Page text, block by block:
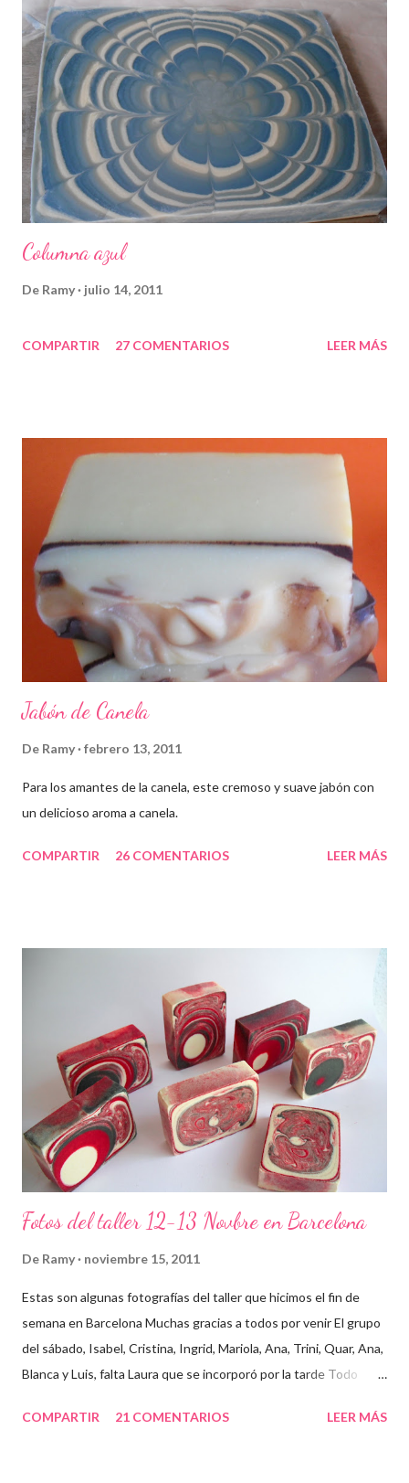
Columna azul
De Ramy julio 14, 2011
COMPARTIR 27 COMENTARIOS LEER MÁS
Jabón de Canela
De Ramy febrero 13, 2011
Para los amantes de la canela, este cremoso y suave jabón con
un delicioso aroma a canela.
COMPARTIR 26 COMENTARIOS LEER MÁS
Fotos del taller 12-13 Novbre en Barcelona
De Ramy noviembre 15, 2011
Estas son algunas fotografías del taller que hicimos el fin de
semana en Barcelona Muchas gracias a todos por venir El grupo
del sábado, Isabel, Cristina, Ingrid, Mariola, Ana, Trini, Quar, Ana,
Blanca y Luis, falta Laura que se incorporó por la tarde Todo
primero un poco de teórica para tener claro lo que tenemos que
COMPARTIR 21 COMENTARIOS LEER MÁS